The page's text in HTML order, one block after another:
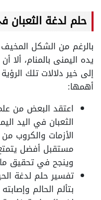
حلم لدغة الثعبان
بالرغم من الشكل المخيف
يده اليمنى بالمنام، ألا
إلى خير دلالات تلك
أهمها:
اعتقد البعض من
الثعبان في اليد
الأزمات والكروب
مستقبل أفضل
وينجح في تحقيق ما
تفسير حلم لدغة
بتألم الحالم